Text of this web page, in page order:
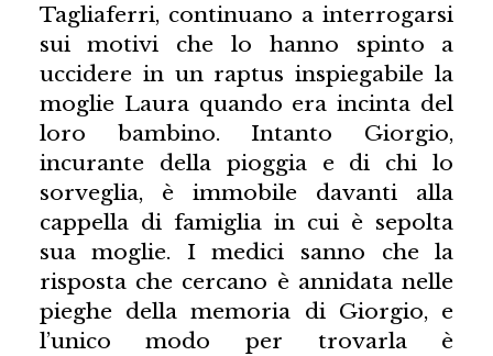
Tagliaferri, continuano a interrogarsi
sui motivi che lo hanno spinto a
uccidere in un raptus inspiegabile la
moglie Laura quando era incinta del
loro bambino. Intanto Giorgio,
incurante della pioggia e di chi lo
sorveglia, è immobile davanti alla
cappella di famiglia in cui è sepolta
sua moglie. I medici sanno che la
risposta che cercano è annidata nelle
pieghe della memoria di Giorgio, e
l’unico modo per trovarla è